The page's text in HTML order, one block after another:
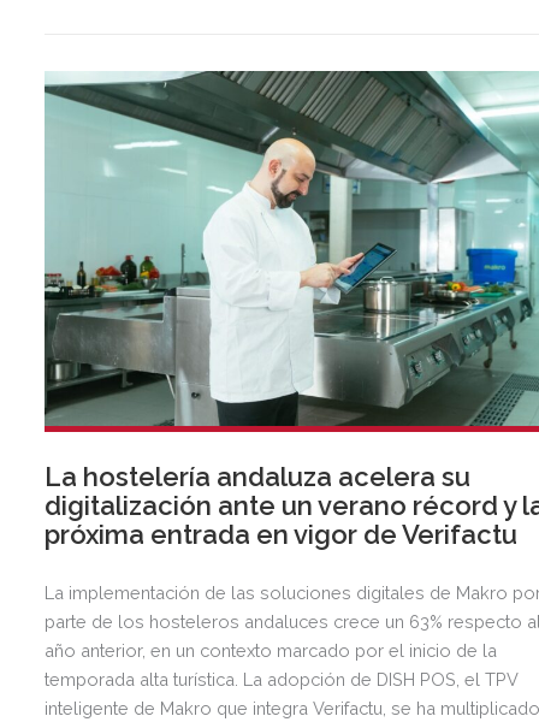
La hostelería andaluza acelera su
digitalización ante un verano récord y
próxima entrada en vigor de Verifactu
La implementación de las soluciones digitales de Makro
parte de los hosteleros andaluces crece un 63% respecto
año anterior, en un contexto marcado por el inicio de la
temporada alta turística. La adopción de DISH POS, el TPV
inteligente de Makro que integra Verifactu, se ha